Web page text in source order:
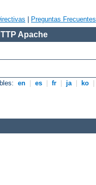
Preguntas Frecuentes
Apache
en es fr ja ko